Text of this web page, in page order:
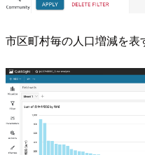
市区町村毎の人口増減を表